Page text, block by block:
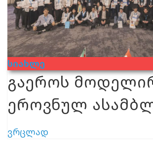
Სიახლე
გაეროს
ეროვნულ
ვრცლად